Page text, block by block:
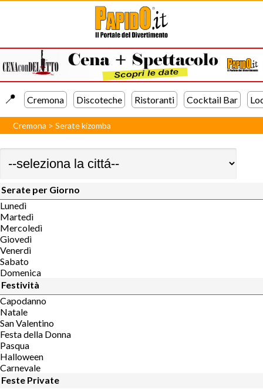
📍️ Cremona Discoteche Ristoranti Cocktail Bar
Cremona >Serate kizomba
Serate per Giorno
Lunedì
Martedì
Mercoledì
Giovedì
Venerdì
Sabato
Domenica
Festività
Capodanno
Natale
San Valentino
Festa della Donna
Pasqua
Halloween
Carnevale
Feste Private